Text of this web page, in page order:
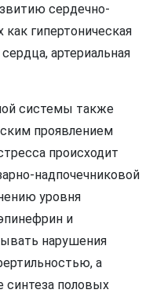
сердечно-
гипертоническая
артериальная
системы также
проявлением
происходит
надпочечниковой
уровня
и
нарушения
а
синтеза половых